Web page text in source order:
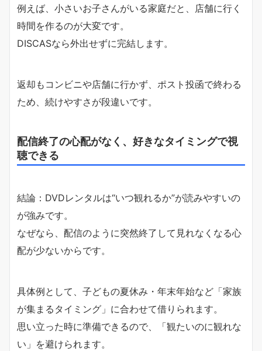
例えば、小さいお子さんがいる家庭だと、店舗に行く
時間を作るのが大変です。
DISCASなら外出せずに完結します。
返却もコンビニや店舗に行かず、ポスト投函で終わる
ため、続けやすさが段違いです。
配信終了の心配がなく、好きなタイミングで視
聴できる
結論：DVDレンタルは“いつ観れるか”が読みやすいの
が強みです。
なぜなら、配信のように突然終了して見れなくなる心
配が少ないからです。
具体例として、子どもの夏休み・年末年始など「家族
が集まるタイミング」に合わせて借りられます。
思い立った時に準備できるので、「観たいのに観れな
い」を避けられます。